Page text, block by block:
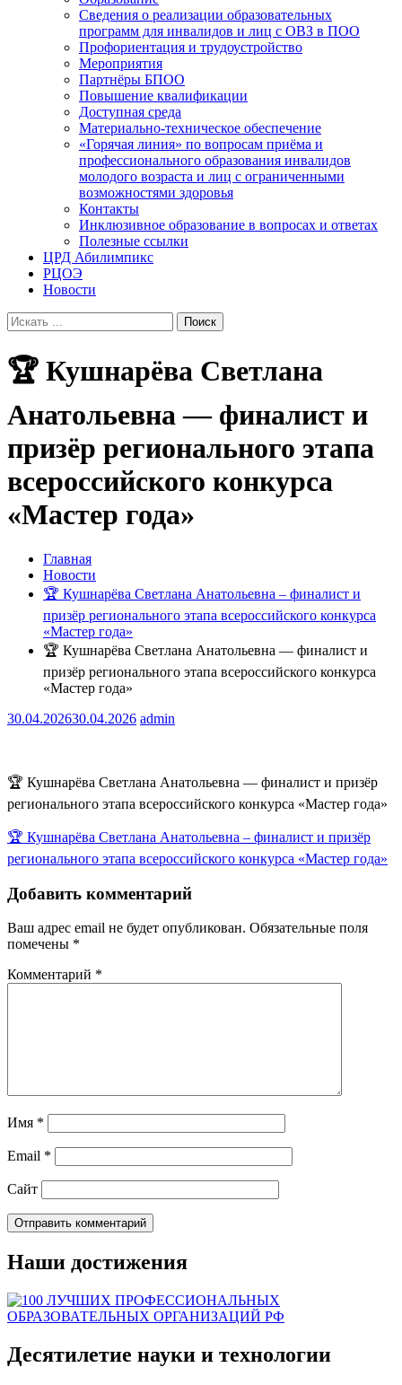
Сведения о реализации образовательных
программ для инвалидов и лиц с ОВЗ в ПОО
Профориентация и трудоустройство
Мероприятия
Партнёры БПОО
Повышение квалификации
Доступная среда
Материально-техническое обеспечение
«Горячая линия» по вопросам приёма и
профессионального образования инвалидов
молодого возраста и лиц с ограниченными
возможностями здоровья
Контакты
Инклюзивное образование в вопросах и ответах
Полезные ссылки
ЦРД Абилимпикс
РЦОЭ
Новости
Search
for:
🏆 Кушнарёва Светлана
Анатольевна — финалист и
призёр регионального этапа
всероссийского конкурса
«Мастер года»
Главная
Новости
🏆 Кушнарёва Светлана Анатольевна – финалист и
призёр регионального этапа всероссийского конкурса
«Мастер года»
🏆 Кушнарёва Светлана Анатольевна — финалист и
призёр регионального этапа всероссийского конкурса
«Мастер года»
30.04.202630.04.2026 admin
🏆 Кушнарёва Светлана Анатольевна — финалист и призёр
регионального этапа всероссийского конкурса «Мастер года»
Навигация
по
записям
🏆 Кушнарёва Светлана Анатольевна – финалист и призёр
регионального этапа всероссийского конкурса «Мастер года»
Добавить комментарий
Ваш адрес email не будет опубликован. Обязательные поля
помечены *
Комментарий *
Имя *
Email *
Сайт
Наши достижения
Десятилетие науки и технологии